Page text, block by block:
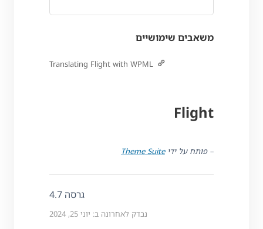
משאבים שימושיים
Translating Flight with WPML
Flight
– פותח על ידיTheme Suite
גרסה 4.7
נבדק לאחרונה ב: יוני 25, 2024